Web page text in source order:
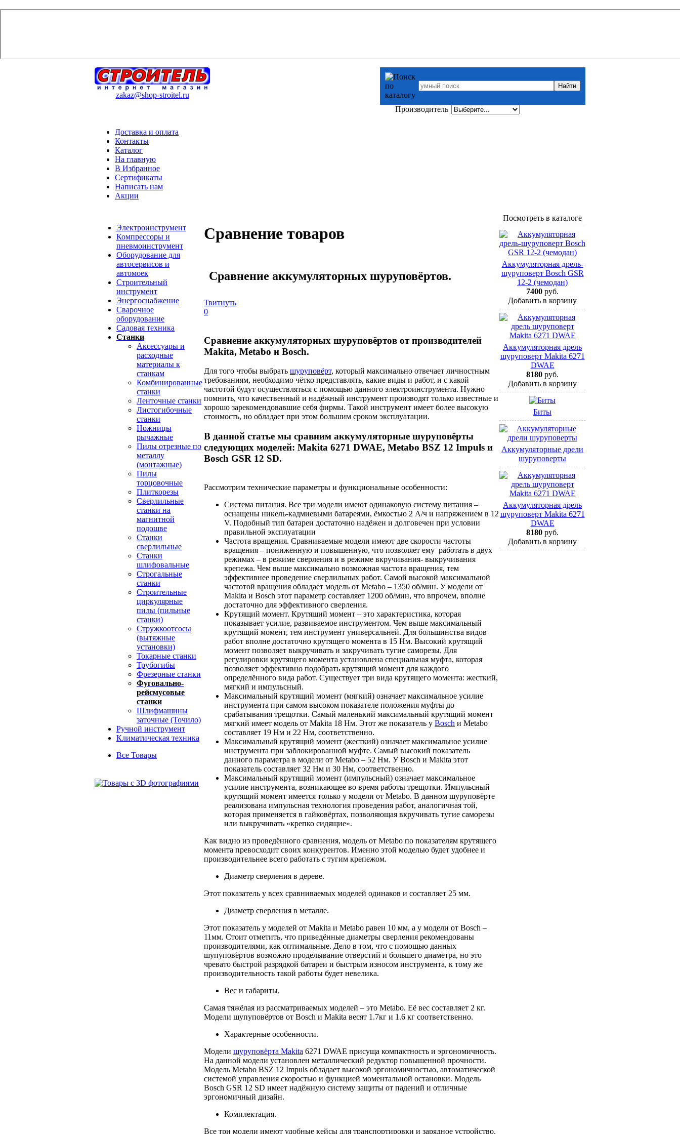
zakaz@shop-stroitel.ru
Производитель
Доставка и оплата
Контакты
Каталог
На главную
В Избранное
Сертификаты
Написать нам
Акции
Электроинструмент
Компрессоры и
пневмоинструмент
Оборудование для
автосервисов и
автомоек
Строительный
инструмент
Энергоснабжение
Сварочное
оборудование
Садовая техника
Станки
Аксессуары и
расходные
материалы к
станкам
Комбинированные
станки
Ленточные станки
Листогибочные
станки
Ножницы
рычажные
Пилы отрезные по
металлу
(монтажные)
Пилы
торцовочные
Плиткорезы
Сверлильные
станки на
магнитной
подошве
Станки
сверлильные
Станки
шлифовальные
Строгальные
станки
Строительные
циркулярные
пилы (пильные
станки)
Стружкоотсосы
(вытяжные
установки)
Токарные станки
Трубогибы
Фрезерные станки
Фуговально-
рейсмусовые
станки
Шлифмашины
заточные (Точило)
Ручной инструмент
Климатическая техника
Все Товары
Сравнение товаров
Сравнение аккумуляторных шуруповёртов.
Твитнуть
0
Сравнение аккумуляторных шуруповёртов от производителей
Makita, Metabo и Bosch.
Для того чтобы выбрать шуруповёрт, который максимально отвечает личностным
требованиям, необходимо чётко представлять, какие виды и работ, и с какой
частотой будут осуществляться с помощью данного электроинструмента. Нужно
помнить, что качественный и надёжный инструмент производят только известные и
хорошо зарекомендовавшие себя фирмы. Такой инструмент имеет более высокую
стоимость, но обладает при этом большим сроком эксплуатации.
В данной статье мы сравним аккумуляторные шуруповёрты
следующих моделей: Makita 6271 DWAE, Metabo BSZ 12 Impuls и
Bosch GSR 12 SD.
Рассмотрим технические параметры и функциональные особенности:
Система питания. Все три модели имеют одинаковую систему питания –
оснащены никель-кадмиевыми батареями, ёмкостью 2 А/ч и напряжением в 12
V. Подобный тип батареи достаточно надёжен и долговечен при условии
правильной эксплуатации
Частота вращения. Сравниваемые модели имеют две скорости частоты
вращения – пониженную и повышенную, что позволяет ему работать в двух
режимах – в режиме сверления и в режиме вкручивания- выкручивания
крепежа. Чем выше максимально возможная частота вращения, тем
эффективнее проведение сверлильных работ. Самой высокой максимальной
частотой вращения обладает модель от Metabo – 1350 об/мин. У модели от
Makita и Bosch этот параметр составляет 1200 об/мин, что впрочем, вполне
достаточно для эффективного сверления.
Крутящий момент. Крутящий момент – это характеристика, которая
показывает усилие, развиваемое инструментом. Чем выше максимальный
крутящий момент, тем инструмент универсальней. Для большинства видов
работ вполне достаточно крутящего момента в 15 Нм. Высокий крутящий
момент позволяет выкручивать и закручивать тугие саморезы. Для
регулировки крутящего момента установлена специальная муфта, которая
позволяет эффективно подобрать крутящий момент для каждого
определённого вида работ. Существует три вида крутящего момента: жесткий,
мягкий и импульсный.
Максимальный крутящий момент (мягкий) означает максимальное усилие
инструмента при самом высоком показателе положения муфты до
срабатывания трещотки. Самый маленький максимальный крутящий момент
мягкий имеет модель от Makita 18 Нм. Этот же показатель у Bosch и Metabo
составляет 19 Нм и 22 Нм, соответственно.
Максимальный крутящий момент (жесткий) означает максимальное усилие
инструмента при заблокированной муфте. Самый высокий показатель
данного параметра в модели от Metabo – 52 Нм. У Bosch и Makita этот
показатель составляет 32 Нм и 30 Нм, соответственно.
Максимальный крутящий момент (импульсный) означает максимальное
усилие инструмента, возникающее во время работы трещотки. Импульсный
крутящий момент имеется только у модели от Metabo. В данном шуруповёрте
реализована импульсная технология проведения работ, аналогичная той,
которая применяется в гайковёртах, позволяющая вкручивать тугие саморезы
или выкручивать «крепко сидящие».
Как видно из проведённого сравнения, модель от Metabo по показателям крутящего
момента превосходит своих конкурентов. Именно этой моделью будет удобнее и
производительнее всего работать с тугим крепежом.
Диаметр сверления в дереве.
Этот показатель у всех сравниваемых моделей одинаков и составляет 25 мм.
Диаметр сверления в металле.
Этот показатель у моделей от Makita и Metabo равен 10 мм, а у модели от Bosch –
11мм. Стоит отметить, что приведённые диаметры сверления рекомендованы
производителями, как оптимальные. Дело в том, что с помощью данных
шупуповёртов возможно проделывание отверстий и большего диаметра, но это
чревато быстрой разрядкой батареи и быстрым износом инструмента, к тому же
производительность такой работы будет невелика.
Вес и габариты.
Самая тяжёлая из рассматриваемых моделей – это Metabo. Её вес составляет 2 кг.
Модели шупуповёртов от Bosch и Makita весят 1.7кг и 1.6 кг соответственно.
Характерные особенности.
Модели шуруповёрта Makita 6271 DWAE присуща компактность и эргономичность.
На данной модели установлен металлический редуктор повышенной прочности.
Модель Metabo BSZ 12 Impuls обладает высокой эргономичностью, автоматической
системой управления скоростью и функцией моментальной остановки. Модель
Bosch GSR 12 SD имеет надёжную систему защиты от падений и отличные
эргономичный дизайн.
Комплектация.
Все три модели имеют удобные кейсы для транспортировки и зарядное устройство.
Посмотреть в каталоге
Аккумуляторная дрель-
шуруповерт Bosch GSR
12-2 (чемодан)
7400 руб.
Добавить в корзину
Аккумуляторная дрель
шуруповерт Makita 6271
DWAE
8180 руб.
Добавить в корзину
Биты
Аккумуляторные дрели
шуруповерты
Аккумуляторная дрель
шуруповерт Makita 6271
DWAE
8180 руб.
Добавить в корзину